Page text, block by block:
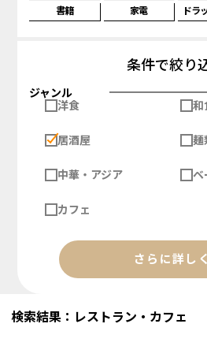
書籍
家電 ドラ
条件で絞り
ジャンル
洋食
和
居酒屋 麺
中華・アジア ベ
カフェ
さらに詳し
検索結果：レストラン・カフェ